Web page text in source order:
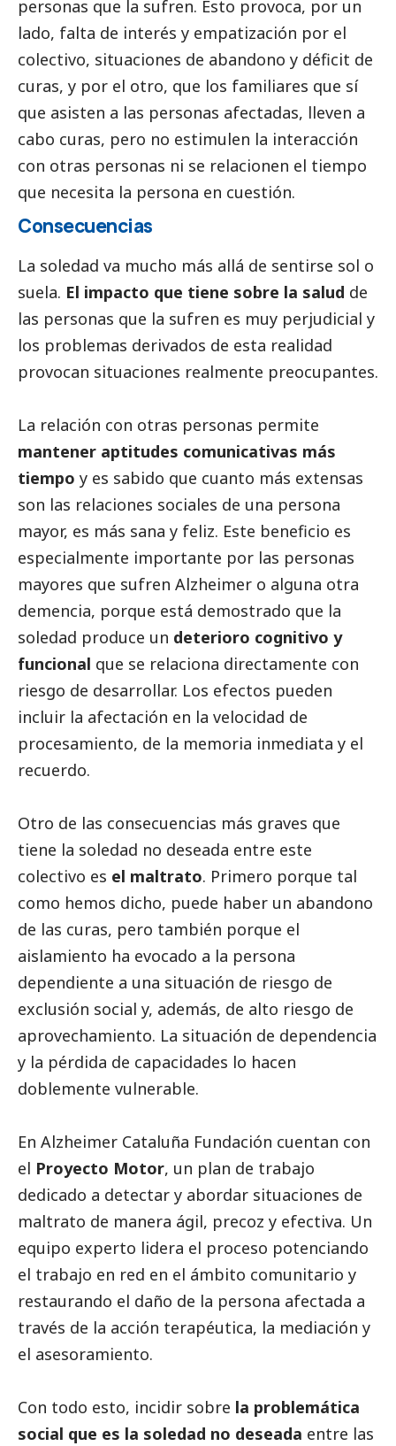
personas que la sufren. Esto provoca, por un
lado, falta de interés y empatización por el
colectivo, situaciones de abandono y déficit de
curas, y por el otro, que los familiares que sí
que asisten a las personas afectadas, lleven a
cabo curas, pero no estimulen la interacción
con otras personas ni se relacionen el tiempo
que necesita la persona en cuestión.
Consecuencias
La soledad va mucho más allá de sentirse sol o
suela. El impacto que tiene sobre la salud de
las personas que la sufren es muy perjudicial y
los problemas derivados de esta realidad
provocan situaciones realmente preocupantes.
La relación con otras personas permite
mantener aptitudes comunicativas más
tiempo y es sabido que cuanto más extensas
son las relaciones sociales de una persona
mayor, es más sana y feliz. Este beneficio es
especialmente importante por las personas
mayores que sufren Alzheimer o alguna otra
demencia, porque está demostrado que la
soledad produce un deterioro cognitivo y
funcional que se relaciona directamente con
riesgo de desarrollar. Los efectos pueden
incluir la afectación en la velocidad de
procesamiento, de la memoria inmediata y el
recuerdo.
Otro de las consecuencias más graves que
tiene la soledad no deseada entre este
colectivo es el maltrato. Primero porque tal
como hemos dicho, puede haber un abandono
de las curas, pero también porque el
aislamiento ha evocado a la persona
dependiente a una situación de riesgo de
exclusión social y, además, de alto riesgo de
aprovechamiento. La situación de dependencia
y la pérdida de capacidades lo hacen
doblemente vulnerable.
En Alzheimer Cataluña Fundación cuentan con
el Proyecto Motor, un plan de trabajo
dedicado a detectar y abordar situaciones de
maltrato de manera ágil, precoz y efectiva. Un
equipo experto lidera el proceso potenciando
el trabajo en red en el ámbito comunitario y
restaurando el daño de la persona afectada a
través de la acción terapéutica, la mediación y
el asesoramiento.
Con todo esto, incidir sobre la problemática
social que es la soledad no deseada entre las